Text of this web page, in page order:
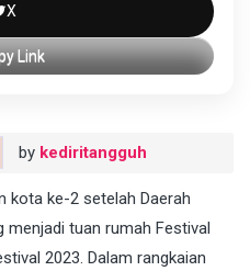
X
Link
by kediritangguh
kota ke-2 setelah Daerah
menjadi tuan rumah Festival
2023. Dalam rangkaian